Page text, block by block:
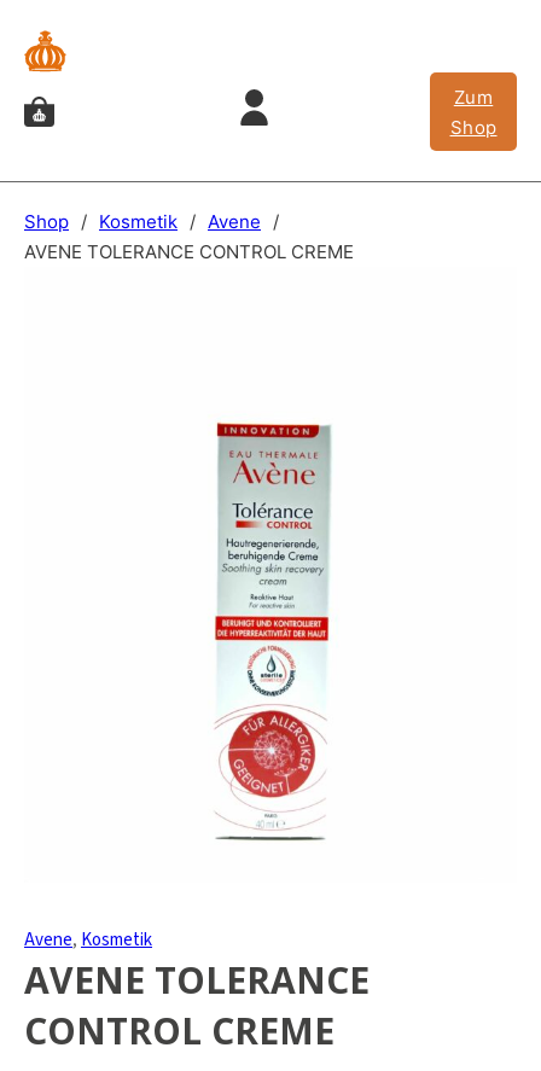
Zum
Shop
Shop / Kosmetik / Avene
/
AVENE TOLERANCE CONTROL CREME
Avene, Kosmetik
AVENE TOLERANCE
CONTROL CREME